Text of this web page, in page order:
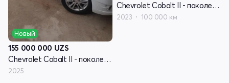
Новый
155 000 000 UZS
Chevrolet Cobalt II - поколение рестайлинг
2025
Chevrolet Cobalt II - поколение рестайлинг
2023 100 000 км